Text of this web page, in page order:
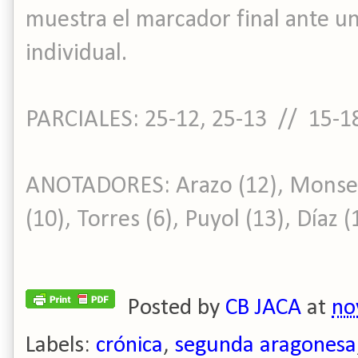
muestra el marcador final ante
individual.
PARCIALES: 25-12, 25-13 // 15-
ANOTADORES: Arazo (12),
(10), Torres (6), Puyol (13), Díaz
Posted by CB JACA at
Labels: crónica, segunda aragonesa